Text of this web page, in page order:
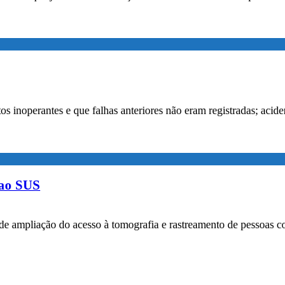
inoperantes e que falhas anteriores não eram registradas;
SUS
do acesso à tomografia e rastreamento de